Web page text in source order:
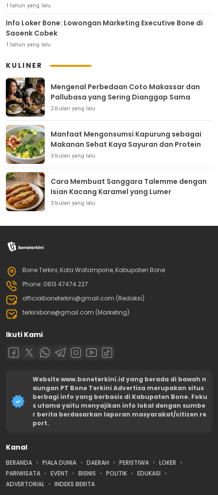
1 tahun yang lalu
Info Loker Bone: Lowongan Marketing Executive Bone di
Saoenk Cobek
1 tahun yang lalu
KULINER
Mengenal Perbedaan Coto Makassar dan
Pallubasa yang Sering Dianggap Sama
2 bulan yang lalu
Manfaat Mengonsumsi Kapurung sebagai
Makanan Sehat Kaya Sayuran dan Protein
3 bulan yang lalu
Cara Membuat Sanggara Talemme dengan
Isian Kacang Karamel yang Lumer
3 bulan yang lalu
Bone Terkini, Kota Watampone, Kabupaten Bone
Phone: 0813 47474 227
officialboneterkini@gmail.com (Redaksi)
terkinibone@gmail.com (Marketing)
Ikuti Kami
Website www.boneterkini.id yang berada di bawah n
aungan PT Bone Terkini Advertisa merupakan situs
berbagi info yang berbasis di Kabupaten Bone. Foku
s utama yaitu menyajikan info lokal dengan sumbe
r berita berdasarkan laporan masyarakat/citizen re
port.
Kanal
BERANDA PIALA DUNIA DAERAH PERISTIWA
LOKER
PARIWISATA
EVENT BISNIS POLITIK
EDUKASI
ADVERTORIAL
INDEKS BERITA